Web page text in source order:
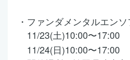
・ファンダメンタルエン
11/23(土)10:00〜17:00
11/24(日)10:00〜17:00